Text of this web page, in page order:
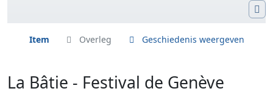
Item Overleg Geschiedenis weergeven
La Bâtie - Festival de Genève